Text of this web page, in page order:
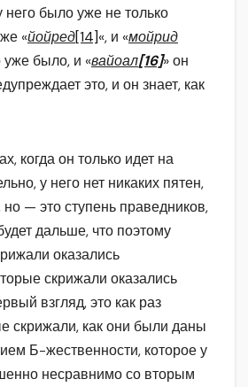
него было уже не только
«йойред[14]«, и «мойрид
уже было, и «вайоал[16]» он
это, и он знает, как
когда он только идет на
у него нет никаких пятен,
— это ступень праведников,
дальше, что поэтому
оказались
скрижали оказались
взгляд, это как раз
скрижали, как они были даны
Б-жественности, которое у
несравнимо со вторым